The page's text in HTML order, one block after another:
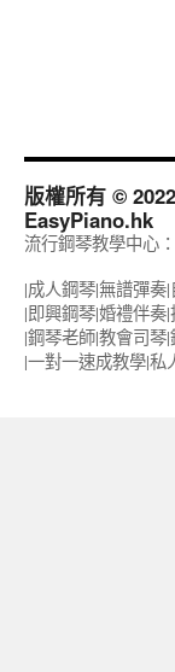
版權所有 © 2022
EasyPiano.hk
流行鋼琴教學中心
|成人鋼琴|無譜彈奏
|即興鋼琴|婚禮伴奏
|鋼琴老師|教會司琴
|一對一速成教學|私